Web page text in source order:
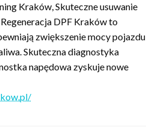
Kraków, Skuteczne usuwanie
DPF Kraków to
zwiększenie mocy pojazdu
Skuteczna diagnostyka
napędowa zyskuje nowe